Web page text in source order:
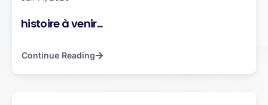
histoire à venir...
Continue Reading